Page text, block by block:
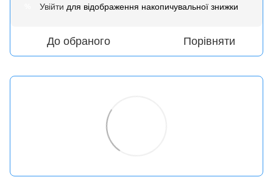
Увійти для відображення накопичувальної знижки
До обраного Порівняти